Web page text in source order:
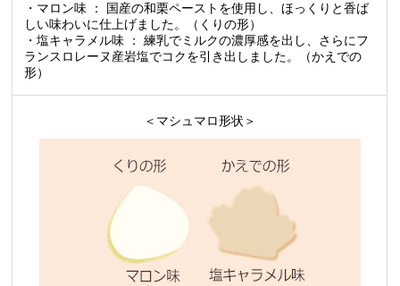
・マロン味 ： 国産の和栗ペーストを使用し、ほっくりと香ば
しい味わいに仕上げました。（くりの形）
・塩キャラメル味 ： 練乳でミルクの濃厚感を出し、さらにフ
ランスロレーヌ産岩塩でコクを引き出しました。（かえでの
形）
＜マシュマロ形状＞